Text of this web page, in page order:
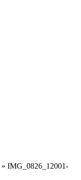
» IMG_0826_12001-